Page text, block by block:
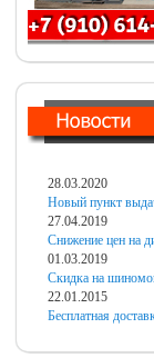
28.03.2020
Новый пункт
27.04.2019
Снижение цен на
01.03.2019
Скидка на
22.01.2015
Бесплатная